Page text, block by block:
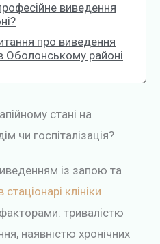
виведення
про виведення
Оболонському районі
стані на
чи госпіталізація?
із запою та
клініки
тривалістю
наявністю хронічних